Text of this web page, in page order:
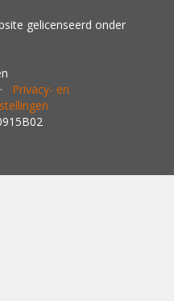
gelicenseerd onder
Privacy- en